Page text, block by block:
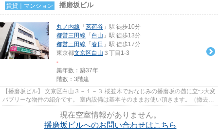
賃貸｜マンション 播磨坂ビル
丸ノ内線 「 茗荷谷 」駅 徒歩10分
都営三田線 「 白山 」駅 徒歩13分
都営三田線 「 春日 」駅 徒歩17分
東京都文京区白山 ３丁目1-3
-
築年数：築37年
階数：3階建
【播磨坂ビル】 文京区白山３－１－３ 桜並木でおなじみの播磨坂の麓に立つ大変
バブリーな物件の紹介です。 室内設備は基本そのままお使い頂きます。（撤去は
現在空室情報がありません。
播磨坂ビルへのお問い合わせはこちら